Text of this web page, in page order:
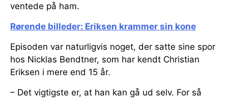
ventede på ham.
Rørende billeder: Eriksen krammer sin kone
Episoden var naturligvis noget, der satte sine spor
hos Nicklas Bendtner, som har kendt Christian
Eriksen i mere end 15 år.
– Det vigtigste er, at han kan gå ud selv. For så